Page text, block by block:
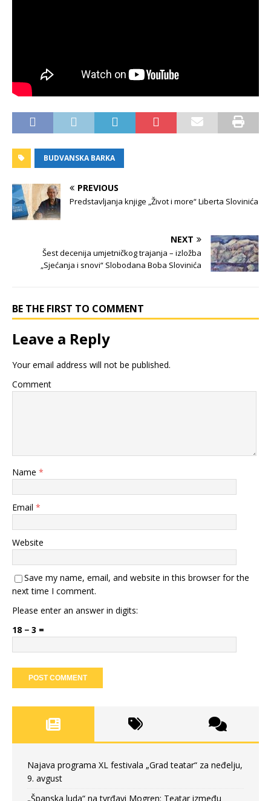
BUDVANSKA BARKA
PREVIOUS
Predstavljanja knjige „Život i more“ Liberta Slovinića
NEXT
Šest decenija umjetničkog trajanja – izložba
„Sjećanja i snovi“ Slobodana Boba Slovinića
BE THE FIRST TO COMMENT
Leave a Reply
Your email address will not be published.
Comment
Name *
Email *
Website
Save my name, email, and website in this browser for the
next time I comment.
Please enter an answer in digits:
18 − 3 =
Najava programa XL festivala „Grad teatar“ za neđelju,
9. avgust
„Španska luda“ na tvrđavi Mogren: Teatar između